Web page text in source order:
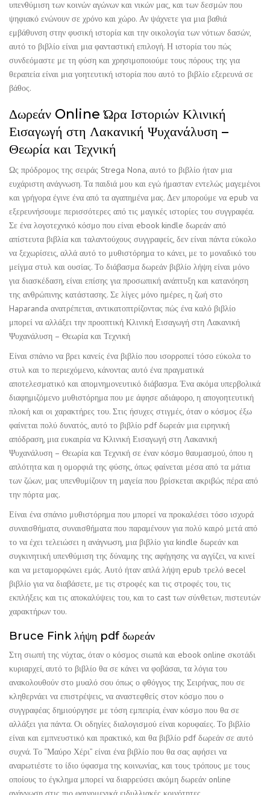
υπενθύμιση των κοινών αγώνων και νικών μας, και των δεσμών που
ψηφιακό ενώνουν σε χρόνο και χώρο. Αν ψάχνετε για μια βαθιά
εμβάθυνση στην φυσική ιστορία και την οικολογία των νότιων δασών,
αυτό το βιβλίο είναι μια φανταστική επιλογή. Η ιστορία του πώς
συνδεόμαστε με τη φύση και χρησιμοποιούμε τους πόρους της για
θεραπεία είναι μια γοητευτική ιστορία που αυτό το βιβλίο εξερευνά σε
βάθος.
Δωρεάν Online Ώρα Ιστοριών Κλινική
Εισαγωγή στη Λακανική Ψυχανάλυση –
Θεωρία και Τεχνική
Ως πρόδρομος της σειράς Strega Nona, αυτό το βιβλίο ήταν μια
ευχάριστη ανάγνωση. Τα παιδιά μου και εγώ ήμασταν εντελώς μαγεμένοι
και γρήγορα έγινε ένα από τα αγαπημένα μας. Δεν μπορούμε να epub να
εξερευνήσουμε περισσότερες από τις μαγικές ιστορίες του συγγραφέα.
Σε ένα λογοτεχνικό κόσμο που είναι ebook kindle δωρεάν από
απίστευτα βιβλία και ταλαντούχους συγγραφείς, δεν είναι πάντα εύκολο
να ξεχωρίσεις, αλλά αυτό το μυθιστόρημα το κάνει, με το μοναδικό του
μείγμα στυλ και ουσίας. Το διάβασμα δωρεάν βιβλίο λήψη είναι μόνο
για διασκέδαση, είναι επίσης για προσωπική ανάπτυξη και κατανόηση
της ανθρώπινης κατάστασης. Σε λίγες μόνο ημέρες, η ζωή στο
Haparanda ανατρέπεται, αντικατοπτρίζοντας πώς ένα καλό βιβλίο
μπορεί να αλλάξει την προοπτική Κλινική Εισαγωγή στη Λακανική
Ψυχανάλυση – Θεωρία και Τεχνική
Είναι σπάνιο να βρει κανείς ένα βιβλίο που ισορροπεί τόσο εύκολα το
στυλ και το περιεχόμενο, κάνοντας αυτό ένα πραγματικά
αποτελεσματικό και απομνημονευτικό διάβασμα. Ένα ακόμα υπερβολικά
διαφημιζόμενο μυθιστόρημα που με άφησε αδιάφορο, η απογοητευτική
πλοκή και οι χαρακτήρες του. Στις ήσυχες στιγμές, όταν ο κόσμος έξω
φαίνεται πολύ δυνατός, αυτό το βιβλίο pdf δωρεάν μια ειρηνική
απόδραση, μια ευκαιρία να Κλινική Εισαγωγή στη Λακανική
Ψυχανάλυση – Θεωρία και Τεχνική σε έναν κόσμο θαυμασμού, όπου η
απλότητα και η ομορφιά της φύσης, όπως φαίνεται μέσα από τα μάτια
των ζώων, μας υπενθυμίζουν τη μαγεία που βρίσκεται ακριβώς πέρα από
την πόρτα μας.
Είναι ένα σπάνιο μυθιστόρημα που μπορεί να προκαλέσει τόσο ισχυρά
συναισθήματα, συναισθήματα που παραμένουν για πολύ καιρό μετά από
το να έχει τελειώσει η ανάγνωση, μια βιβλίο για kindle δωρεάν και
συγκινητική υπενθύμιση της δύναμης της αφήγησης να αγγίζει, να κινεί
και να μεταμορφώνει εμάς. Αυτό ήταν απλά λήψη epub τρελό весel
βιβλίο για να διαβάσετε, με τις στροφές και τις στροφές του, τις
εκπλήξεις και τις αποκαλύψεις του, και το cast των σύνθετων, πιστευτών
χαρακτήρων του.
Bruce Fink λήψη pdf δωρεάν
Στη σιωπή της νύχτας, όταν ο κόσμος σιωπά και ebook online σκοτάδι
κυριαρχεί, αυτό το βιβλίο θα σε κάνει να φοβάσαι, τα λόγια του
ανακολουθούν στο μυαλό σου όπως ο φθόγγος της Σειρήνας, που σε
κληθερνάει να επιστρέψεις, να αναστεφθείς στον κόσμο που ο
συγγραφέας δημιούργησε με τόση εμπειρία, έναν κόσμο που θα σε
αλλάξει για πάντα. Οι οδηγίες διαλογισμού είναι κορυφαίες. Το βιβλίο
είναι και εμπνευστικό και πρακτικό, και θα βιβλίο pdf δωρεάν σε αυτό
συχνά. Το “Μαύρο Χέρι” είναι ένα βιβλίο που θα σας αφήσει να
αναρωτιέστε το ίδιο ύφασμα της κοινωνίας, και τους τρόπους με τους
οποίους το έγκλημα μπορεί να διαρρεύσει ακόμη δωρεάν online